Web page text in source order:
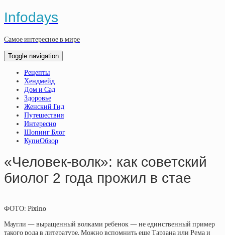
Infodays
Самое интересное в мире
Toggle navigation
Рецепты
Хендмейд
Дом и Сад
Здоровье
Женский Гид
Путешествия
Интересно
Шопинг Блог
КупиОбзор
«Человек-волк»: как советский
биолог 2 года прожил в стае
ФОТО: Pixino
Маугли — выращенный волками ребенок — не единственный пример
такого рода в литературе. Можно вспомнить еще Тарзана или Рема и